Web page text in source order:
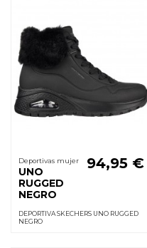
Deportivas mujer
UNO
RUGGED
NEGRO
94,95 €
DEPORTIVA SKECHERS UNO RUGGED
NEGRO